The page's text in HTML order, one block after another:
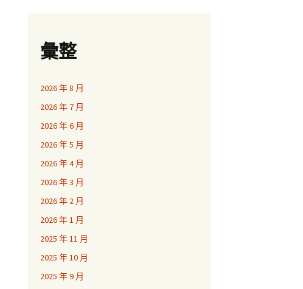
彙整
2026 年 8 月
2026 年 7 月
2026 年 6 月
2026 年 5 月
2026 年 4 月
2026 年 3 月
2026 年 2 月
2026 年 1 月
2025 年 11 月
2025 年 10 月
2025 年 9 月